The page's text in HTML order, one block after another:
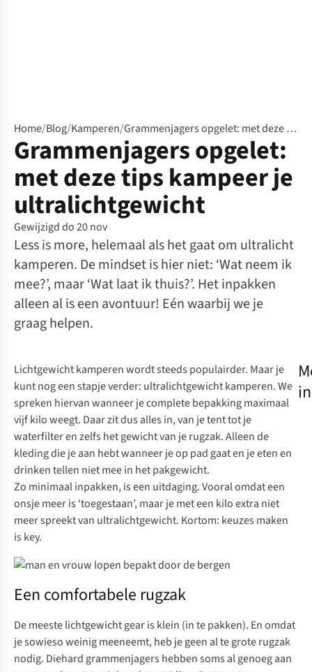
Home/Blog/Kamperen/ Grammenjagers opgelet: met deze tips kampeer je ultralichtgewicht
Grammenjagers opgelet:
met deze tips kampeer je
ultralichtgewicht
Gewijzigd do 20 nov
Less is more, helemaal als het gaat om ultralicht
kamperen. De mindset is hier niet: ‘Wat neem ik
mee?’, maar ‘Wat laat ik thuis?’. Het inpakken
alleen al is een avontuur! Eén waarbij we je
graag helpen.
Lichtgewicht kamperen wordt steeds populairder. Maar je
kunt nog een stapje verder: ultralichtgewicht kamperen. We
spreken hiervan wanneer je complete bepakking maximaal
vijf kilo weegt. Daar zit dus alles in, van je tent tot je
waterfilter en zelfs het gewicht van je rugzak. Alleen de
kleding die je aan hebt wanneer je op pad gaat en je eten en
drinken tellen niet mee in het pakgewicht.
Zo minimaal inpakken, is een uitdaging. Vooral omdat een
onsje meer is ‘toegestaan’, maar je met een kilo extra niet
meer spreekt van ultralichtgewicht. Kortom: keuzes maken
is key.
Een comfortabele rugzak
De meeste lichtgewicht gear is klein (in te pakken). En omdat
je sowieso weinig meeneemt, heb je geen al te grote rugzak
nodig. Diehard grammenjagers hebben soms al genoeg aan